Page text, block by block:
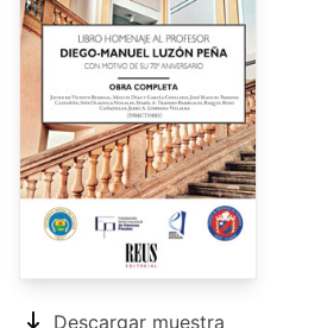
Descargar muestra